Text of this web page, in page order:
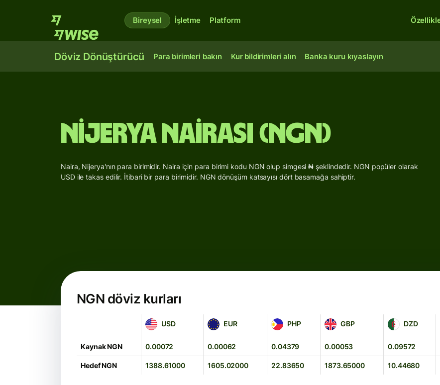
Bireysel İşletme Platform
Döviz Dönüştürücü Para birimleri bakın Kur bildirimleri alın Banka kuru kıyaslayın
Nijerya Nairası (NGN)
Naira, Nijerya'nın para birimidir. Naira için para birimi kodu NGN olup simgesi ₦ şeklindedir. NGN popüler olarak
USD ile takas edilir. İtibari bir para birimidir. NGN dönüşüm katsayısı dört basamağa sahiptir.
NGN döviz kurları
USD
USD EUR
EUR PHP
PHP GBP
GBP DZD
DZD
Kaynak NGN 0.00072 0.00062 0.04379 0.00053 0.09572
Hedef NGN 1388.61000 1605.02000 22.83650 1873.65000 10.44680